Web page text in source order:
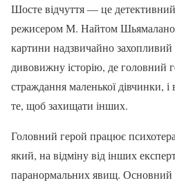
Шосте відчуття — це
режисером М. Найтом
картини надзвичайно захопливий
дивовижну історію, де головний
страждання маленької дівчинки, і
те, щоб захищати інших.
Головний герой працює
який, на відміну від інших
паранормальних явищ. Основний